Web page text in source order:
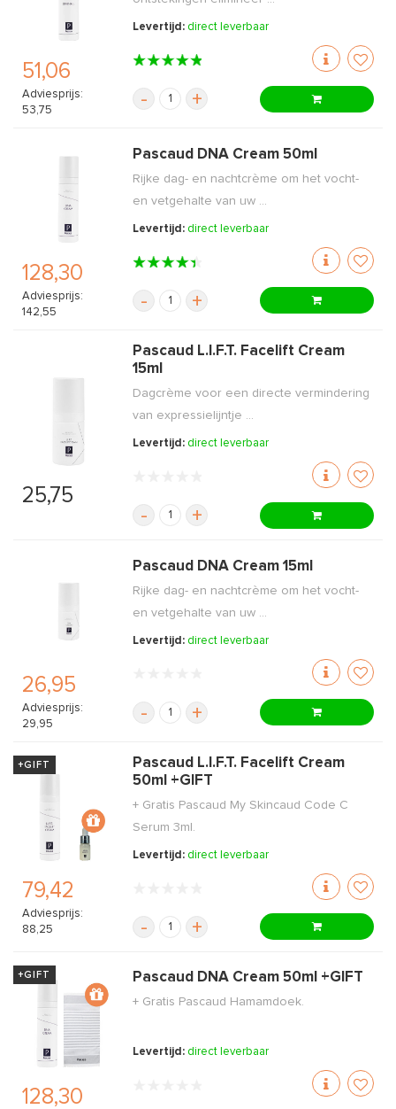
51,06
Adviesprijs:
53,75
Levertijd: direct leverbaar
- +
128,30
Adviesprijs:
142,55
Pascaud DNA Cream 50ml
Rijke dag- en nachtcrème om het vocht-
en vetgehalte van uw ...
Levertijd: direct leverbaar
- +
25,75
Pascaud L.I.F.T. Facelift Cream
15ml
Dagcrème voor een directe vermindering
van expressielijntje ...
Levertijd: direct leverbaar
- +
26,95
Adviesprijs:
29,95
Pascaud DNA Cream 15ml
Rijke dag- en nachtcrème om het vocht-
en vetgehalte van uw ...
Levertijd: direct leverbaar
- +
+GIFT
79,42
Adviesprijs:
88,25
Pascaud L.I.F.T. Facelift Cream
50ml +GIFT
+ Gratis Pascaud My Skincaud Code C
Serum 3ml.
Levertijd: direct leverbaar
- +
+GIFT
128,30
Pascaud DNA Cream 50ml +GIFT
+ Gratis Pascaud Hamamdoek.
Levertijd: direct leverbaar